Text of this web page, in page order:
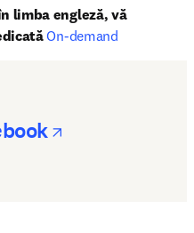
limba engleză, vă
On-demand